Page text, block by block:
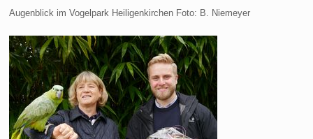
Augenblick im Vogelpark Heiligenkirchen Foto: B. Niemeyer